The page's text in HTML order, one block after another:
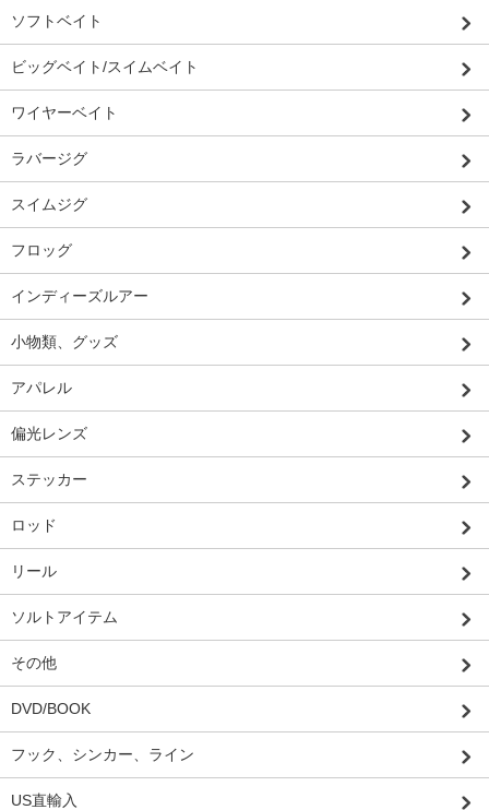
ソフトベイト
ビッグベイト/スイムベイト
ワイヤーベイト
ラバージグ
スイムジグ
フロッグ
インディーズルアー
小物類、グッズ
アパレル
偏光レンズ
ステッカー
ロッド
リール
ソルトアイテム
その他
DVD/BOOK
フック、シンカー、ライン
US直輸入